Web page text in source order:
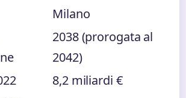
Milano
2038 (prorogata al
2042)
8,2 miliardi €